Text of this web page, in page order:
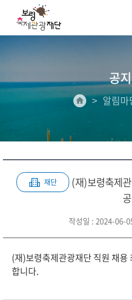
공
알림마
재단
(재)보령축제
작성일 : 2024-06-
(재)보령축제관광재단 직원 채용
합니다.